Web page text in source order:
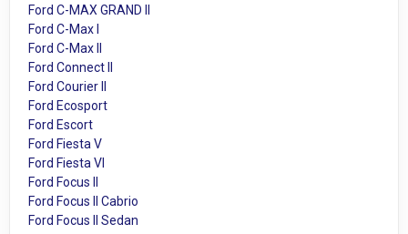
Ford C-MAX GRAND II
Ford C-Max I
Ford C-Max II
Ford Connect II
Ford Courier II
Ford Ecosport
Ford Escort
Ford Fiesta V
Ford Fiesta VI
Ford Focus II
Ford Focus II Cabrio
Ford Focus II Sedan